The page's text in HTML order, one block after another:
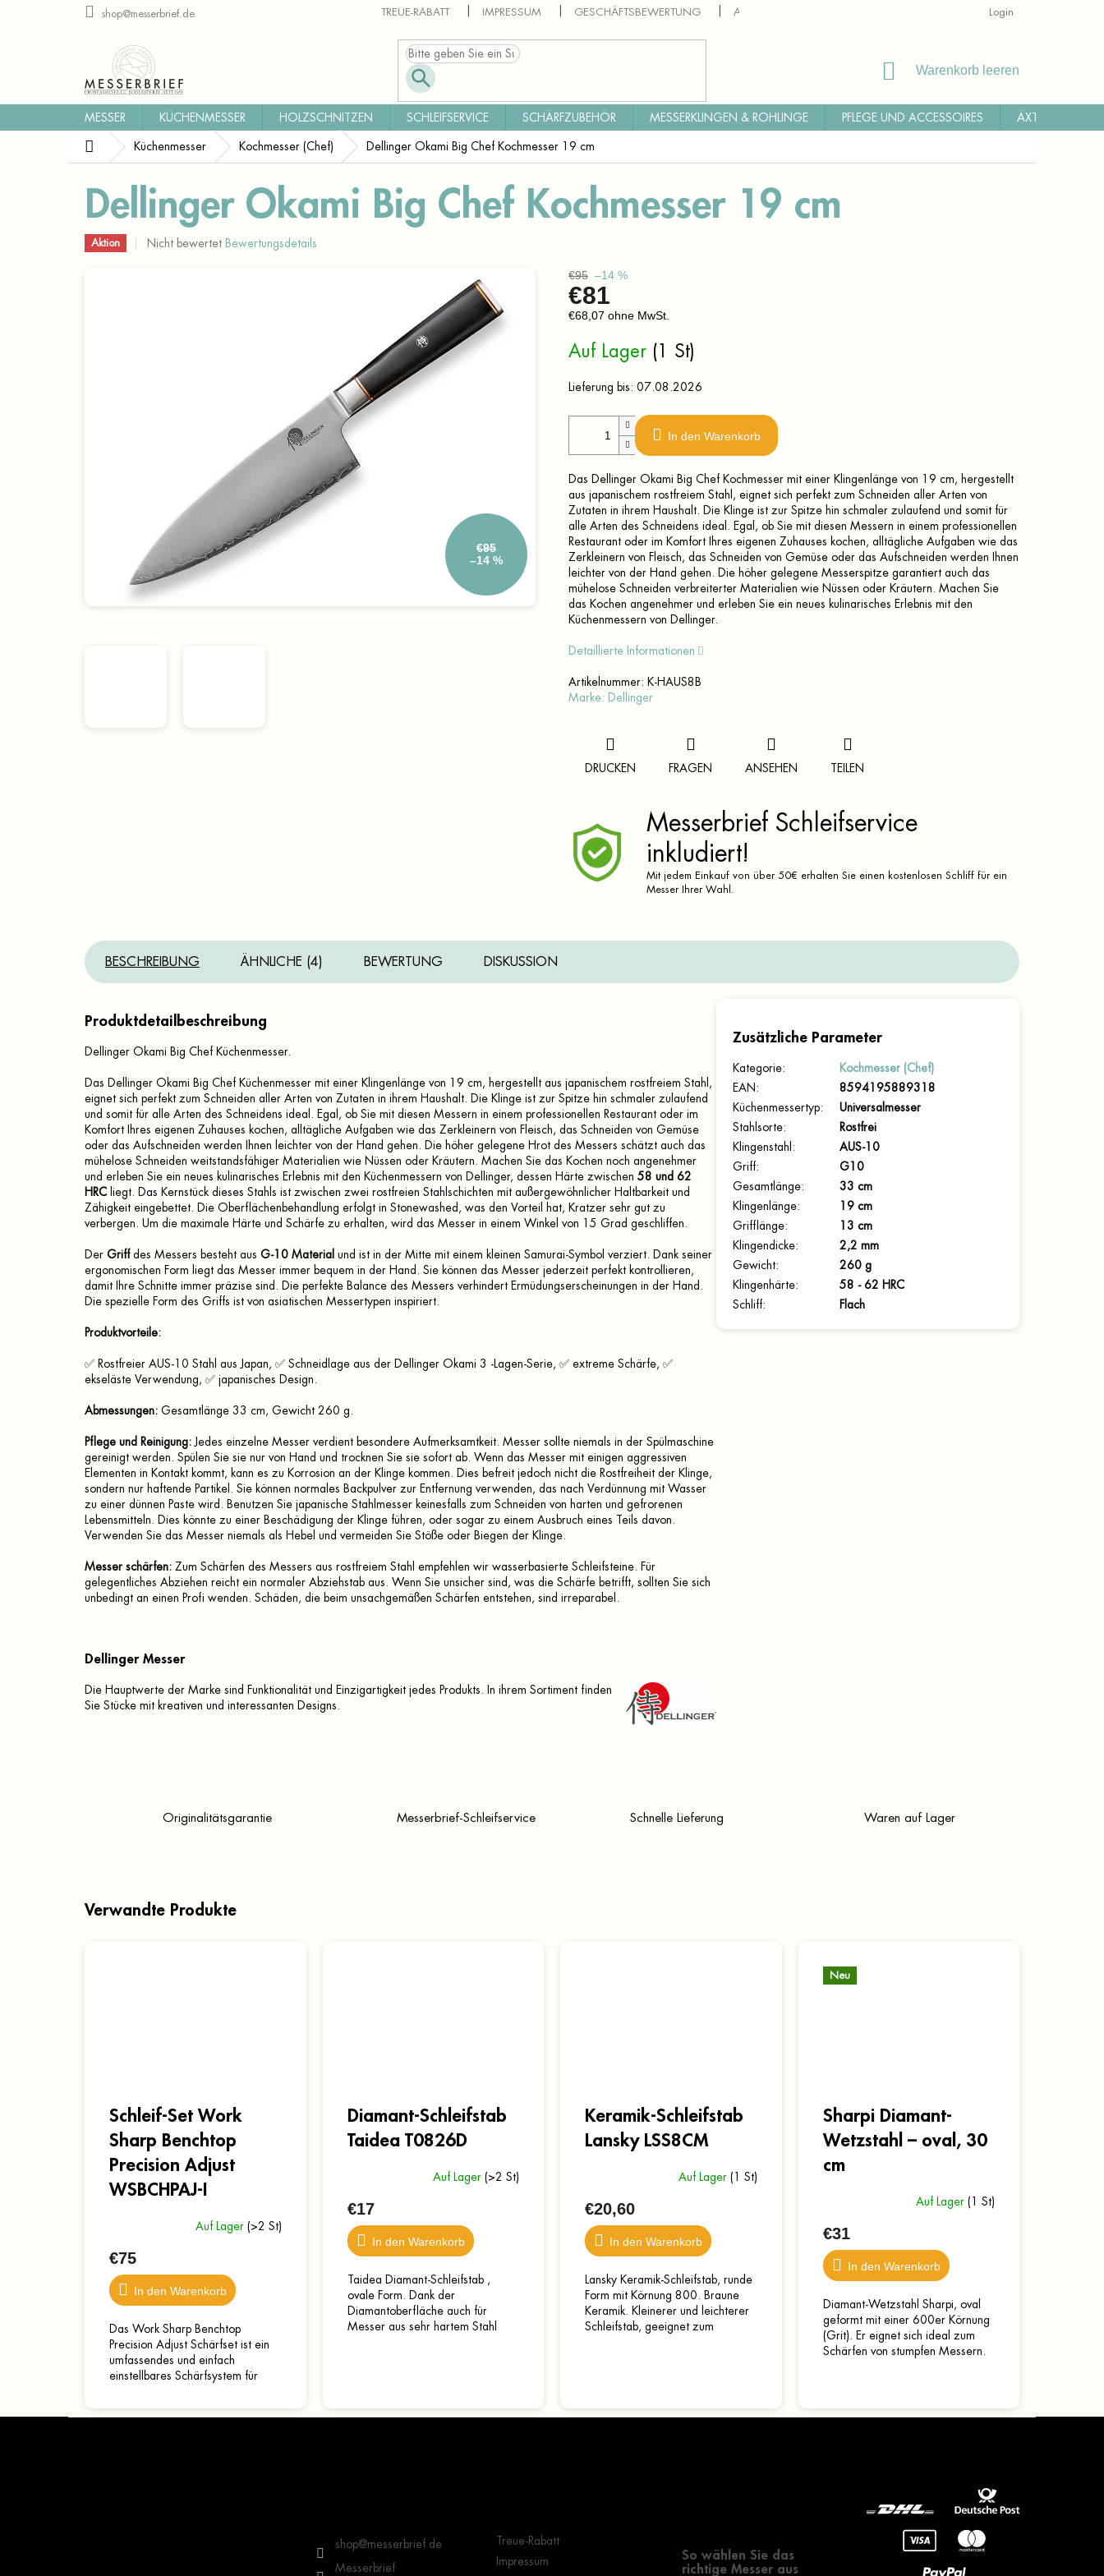
shop@messerbrief.de TREUE-RABATT IMPRESSUM GESCHÄFTSBEWERTUNG ALLGEMEINE GESCHÄFTSBEDINGUNGEN RÜCKSENDUNG
Login
WARENKORB
Warenkorb leeren
MESSER KÜCHENMESSER HOLZSCHNITZEN SCHLEIFSERVICE SCHÄRFZUBEHÖR MESSERKLINGEN & ROHLINGE PFLEGE UND ACCESSOIRES ÄXTE,
StartseiteKüchenmesser Kochmesser (Chef) Dellinger Okami Big Chef Kochmesser 19 cm
Dellinger Okami Big Chef Kochmesser 19 cm
Aktion
Die
Nicht bewertet Bewertungsdetails
€95
–14 %
€95 –14 %
€81
€68,07 ohne MwSt.
Auf Lager (1 St)
Lieferung bis: 07.08.2026
In den Warenkorb
Das Dellinger Okami Big Chef Kochmesser mit einer Klingenlänge von 19 cm, hergestellt
aus japanischem rostfreiem Stahl, eignet sich perfekt zum Schneiden aller Arten von
Zutaten in ihrem Haushalt. Die Klinge ist zur Spitze hin schmaler zulaufend und somit für
alle Arten des Schneidens ideal. Egal, ob Sie mit diesen Messern in einem professionellen
Restaurant oder im Komfort Ihres eigenen Zuhauses kochen, alltägliche Aufgaben wie das
Zerkleinern von Fleisch, das Schneiden von Gemüse oder das Aufschneiden werden Ihnen
leichter von der Hand gehen. Die höher gelegene Messerspitze garantiert auch das
mühelose Schneiden verbreiterter Materialien wie Nüssen oder Kräutern. Machen Sie
das Kochen angenehmer und erleben Sie ein neues kulinarisches Erlebnis mit den
Küchenmessern von Dellinger.
Detaillierte Informationen
Artikelnummer: K-HAUS8B
Marke:
Dellinger
DRUCKEN FRAGEN ANSEHEN TEILEN
Messerbrief Schleifservice
inkludiert!
Mit jedem Einkauf von über 50€ erhalten Sie einen kostenlosen Schliff für ein
Messer Ihrer Wahl.
BESCHREIBUNG ÄHNLICHE (4) BEWERTUNG DISKUSSION
Produktdetailbeschreibung
Dellinger Okami Big Chef Küchenmesser.
Das Dellinger Okami Big Chef Küchenmesser mit einer Klingenlänge von 19 cm, hergestellt aus japanischem rostfreiem Stahl,
eignet sich perfekt zum Schneiden aller Arten von Zutaten in ihrem Haushalt. Die Klinge ist zur Spitze hin schmaler zulaufend
und somit für alle Arten des Schneidens ideal. Egal, ob Sie mit diesen Messern in einem professionellen Restaurant oder im
Komfort Ihres eigenen Zuhauses kochen, alltägliche Aufgaben wie das Zerkleinern von Fleisch, das Schneiden von Gemüse
oder das Aufschneiden werden Ihnen leichter von der Hand gehen. Die höher gelegene Hrot des Messers schätzt auch das
mühelose Schneiden weitstandsfähiger Materialien wie Nüssen oder Kräutern. Machen Sie das Kochen noch angenehmer
und erleben Sie ein neues kulinarisches Erlebnis mit den Küchenmessern von Dellinger, dessen Härte zwischen 58 und 62
HRC liegt. Das Kernstück dieses Stahls ist zwischen zwei rostfreien Stahlschichten mit außergewöhnlicher Haltbarkeit und
Zähigkeit eingebettet. Die Oberflächenbehandlung erfolgt in Stonewashed, was den Vorteil hat, Kratzer sehr gut zu
verbergen. Um die maximale Härte und Schärfe zu erhalten, wird das Messer in einem Winkel von 15 Grad geschliffen.
Der Griffdes Messers besteht aus G-10 Material und ist in der Mitte mit einem kleinen Samurai-Symbol verziert. Dank seiner
ergonomischen Form liegt das Messer immer bequem in der Hand. Sie können das Messer jederzeit perfekt kontrollieren,
damit Ihre Schnitte immer präzise sind. Die perfekte Balance des Messers verhindert Ermüdungserscheinungen in der Hand.
Die spezielle Form des Griffs ist von asiatischen Messertypen inspiriert.
Produktvorteile:
✅ Rostfreier AUS-10 Stahl aus Japan, ✅ Schneidlage aus der Dellinger Okami 3 -Lagen-Serie, ✅ extreme Schärfe, ✅
ekseläste Verwendung, ✅ japanisches Design.
Abmessungen: Gesamtlänge 33 cm, Gewicht 260 g.
Pflege und Reinigung: Jedes einzelne Messer verdient besondere Aufmerksamtkeit. Messer sollte niemals in der Spülmaschine
gereinigt werden. Spülen Sie sie nur von Hand und trocknen Sie sie sofort ab. Wenn das Messer mit einigen aggressiven
Elementen in Kontakt kommt, kann es zu Korrosion an der Klinge kommen. Dies befreit jedoch nicht die Rostfreiheit der Klinge,
sondern nur haftende Partikel. Sie können normales Backpulver zur Entfernung verwenden, das nach Verdünnung mit Wasser
zu einer dünnen Paste wird. Benutzen Sie japanische Stahlmesser keinesfalls zum Schneiden von harten und gefrorenen
Lebensmitteln. Dies könnte zu einer Beschädigung der Klinge führen, oder sogar zu einem Ausbruch eines Teils davon.
Verwenden Sie das Messer niemals als Hebel und vermeiden Sie Stöße oder Biegen der Klinge.
Messer schärfen: Zum Schärfen des Messers aus rostfreiem Stahl empfehlen wir wasserbasierte Schleifsteine. Für
gelegentliches Abziehen reicht ein normaler Abziehstab aus. Wenn Sie unsicher sind, was die Schärfe betrifft, sollten Sie sich
unbedingt an einen Profi wenden. Schäden, die beim unsachgemäßen Schärfen entstehen, sind irreparabel.
Dellinger Messer
Die Hauptwerte der Marke sind Funktionalität und Einzigartigkeit jedes Produkts. In ihrem Sortiment finden
Sie Stücke mit kreativen und interessanten Designs.
Zusätzliche Parameter
Kategorie:
Kochmesser (Chef)
EAN :
8594195889318
Küchenmessertyp:
Universalmesser
Stahlsorte:
Rostfrei
Klingenstahl :
AUS-10
Griff:
G10
Gesamtlänge:
33 cm
Klingenlänge:
19 cm
Grifflänge:
13 cm
Klingendicke:
2,2 mm
Gewicht:
260 g
Klingenhärte:
58 - 62 HRC
Schliff: Flach
Originalitätsgarantie Messerbrief-Schleifservice Schnelle Lieferung Waren auf Lager
Verwandte Produkte
Schleif-Set Work
Sharp Benchtop
Precision Adjust
WSBCHPAJ-I
Auf Lager (>2 St)
€75
In den Warenkorb
Das Work Sharp Benchtop
Precision Adjust Schärfset ist ein
umfassendes und einfach
einstellbares Schärfsystem für
dreiseitigen Schleifstein...
Diamant-Schleifstab
Taidea T0826D
Auf Lager (>2 St)
€17
In den Warenkorb
Taidea Diamant-Schleifstab ,
ovale Form. Dank der
Diamantoberfläche auch für
Messer aus sehr hartem Stahl
Keramik-Schleifstab
Lansky LSS8CM
Auf Lager (1 St)
€20,60
In den Warenkorb
Lansky Keramik-Schleifstab, runde
Form mit Körnung 800. Braune
Keramik. Kleinerer und leichterer
Schleifstab, geeignet zum
Neu
Sharpi Diamant-
Wetzstahl – oval, 30
cm
Auf Lager (1 St)
€31
In den Warenkorb
Diamant-Wetzstahl Sharpi, oval
geformt mit einer 600er Körnung
(Grit). Er eignet sich ideal zum
Schärfen von stumpfen Messern.
shop@messerbrief.de
Messerbrief
Treue-Rabatt
Impressum
So wählen Sie das
richtige Messer aus